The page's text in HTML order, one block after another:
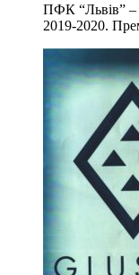
ПФК “Львів” –
2019-2020.